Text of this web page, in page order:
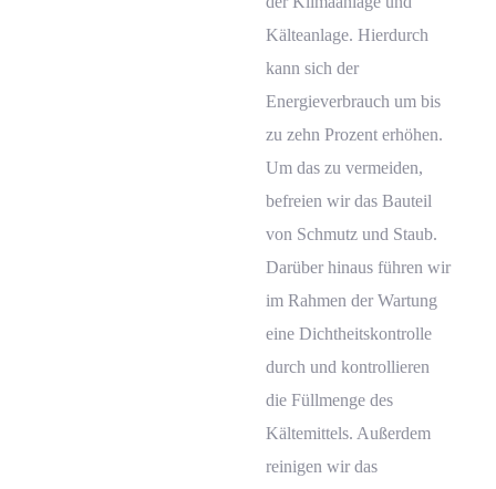
Kälteanlage. Hierdurch
kann sich der
Energieverbrauch um bis
zu zehn Prozent erhöhen.
Um das zu vermeiden,
befreien wir das Bauteil
von Schmutz und Staub.
Darüber hinaus führen wir
im Rahmen der Wartung
eine Dichtheitskontrolle
durch und kontrollieren
die Füllmenge des
Kältemittels. Außerdem
reinigen wir das